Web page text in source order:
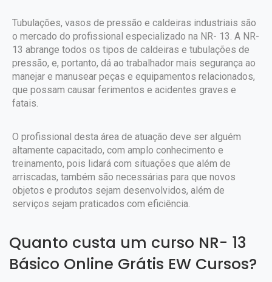
Tubulações, vasos de pressão e caldeiras industriais são
o mercado do profissional especializado na NR- 13. A NR-
13 abrange todos os tipos de caldeiras e tubulações de
pressão, e, portanto, dá ao trabalhador mais segurança ao
manejar e manusear peças e equipamentos relacionados,
que possam causar ferimentos e acidentes graves e
fatais.
O profissional desta área de atuação deve ser alguém
altamente capacitado, com amplo conhecimento e
treinamento, pois lidará com situações que além de
arriscadas, também são necessárias para que novos
objetos e produtos sejam desenvolvidos, além de
serviços sejam praticados com eficiência.
Quanto custa um curso NR- 13
Básico Online Grátis EW Cursos?